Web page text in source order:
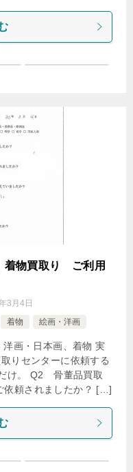
着物買取り ご利用
3月4日
着物 絵画・洋画
画・日本画、着物 実
りセンターに依頼する
け。 Q2 骨董品買取
依頼されましたか？ […]